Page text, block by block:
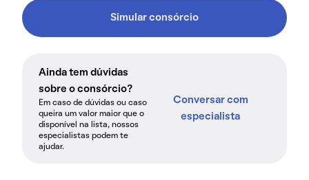
Simular consórcio
Ainda tem dúvidas
sobre o consórcio?
Em caso de dúvidas ou caso
queira um valor maior que o
disponível na lista, nossos
especialistas podem te
ajudar.
Conversar com
especialista